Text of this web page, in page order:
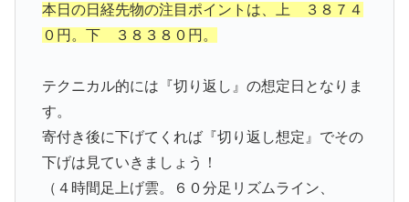
本日の日経先物の注目ポイントは、上 ３８７４
０円。下 ３８３８０円。
テクニカル的には『切り返し』の想定日となりま
す。
寄付き後に下げてくれば『切り返し想定』でその
下げは見ていきましょう！
（４時間足上げ雲。６０分足リズムライン、